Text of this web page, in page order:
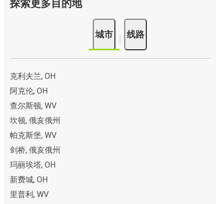
探索更多目的地
城市 线路
克利夫兰, OH
阿克伦, OH
查尔斯顿, WV
坎顿, 俄亥俄州
帕克斯堡, WV
剑桥, 俄亥俄州
玛丽埃塔, OH
新费城, OH
里普利, WV